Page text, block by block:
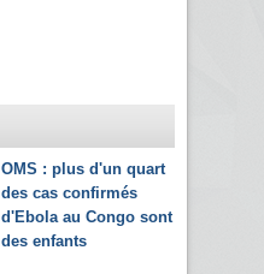
OMS : plus d'un quart
des cas confirmés
d'Ebola au Congo sont
des enfants